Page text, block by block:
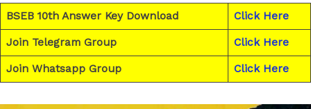
BSEB 10th Answer Key Download Click Here
Join Telegram Group Click Here
Join Whatsapp Group Click Here